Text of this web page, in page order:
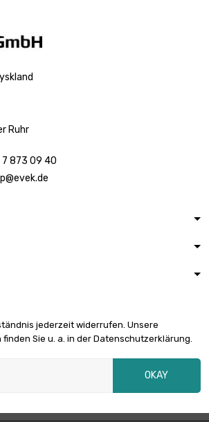
Ruhr
7 873 09 40
jederzeit widerrufen. Unsere
Sie u. a. in der Datenschutzerklärung.
OKAY